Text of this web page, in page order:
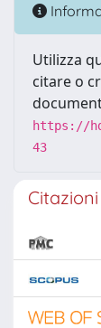
Utilizza
citare o
https://
43
Citazioni